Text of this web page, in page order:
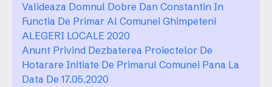
Valideaza Domnul Dobre Dan Constantin In
Functia De Primar Al Comunei Ghimpeteni
ALEGERI LOCALE 2020
Anunt Privind Dezbaterea Proiectelor De
Hotarare Initiate De Primarul Comunei Pana La
Data De 17.05.2020